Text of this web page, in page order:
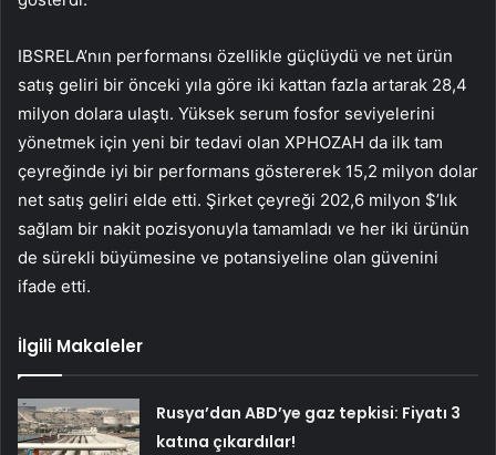
IBSRELA’nın performansı özellikle güçlüydü ve net ürün
satış geliri bir önceki yıla göre iki kattan fazla artarak 28,4
milyon dolara ulaştı. Yüksek serum fosfor seviyelerini
yönetmek için yeni bir tedavi olan XPHOZAH da ilk tam
çeyreğinde iyi bir performans göstererek 15,2 milyon dolar
net satış geliri elde etti. Şirket çeyreği 202,6 milyon $’lık
sağlam bir nakit pozisyonuyla tamamladı ve her iki ürünün
de sürekli büyümesine ve potansiyeline olan güvenini
ifade etti.
İlgili Makaleler
Rusya’dan ABD’ye gaz tepkisi: Fiyatı 3
katına çıkardılar!